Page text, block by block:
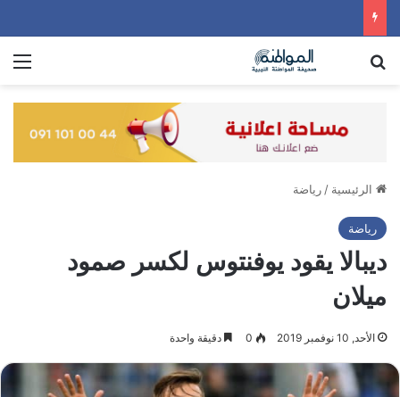
الرئيسية / رياضة
رياضة
ديبالا يقود يوفنتوس لكسر صمود
ميلان
الأحد, 10 نوفمبر 2019 0 دقيقة واحدة